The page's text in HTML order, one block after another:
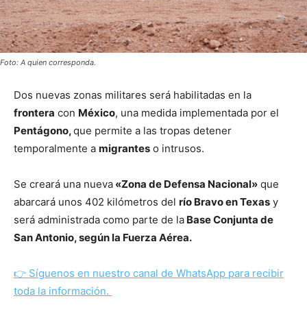
Foto: A quien corresponda.
Dos nuevas zonas militares será habilitadas en la
frontera con México, una medida implementada por el
Pentágono,que permite a las tropas detener
temporalmente a migrantes o intrusos.
Se creará una nueva «Zona de Defensa Nacional» que
abarcará unos 402 kilómetros del río Bravo en Texas y
será administrada como parte de la Base Conjunta de
San Antonio, según la Fuerza Aérea.
👉 Síguenos en nuestro canal de WhatsApp para recibir
toda la información.